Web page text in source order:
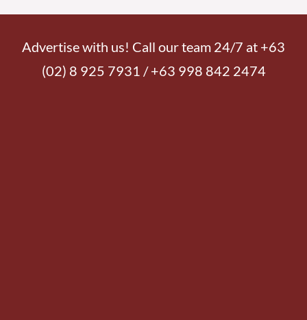
Advertise with us! Call our team 24/7 at +63
(02) 8 925 7931 / +63 998 842 2474